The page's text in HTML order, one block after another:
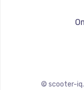
© scooter-